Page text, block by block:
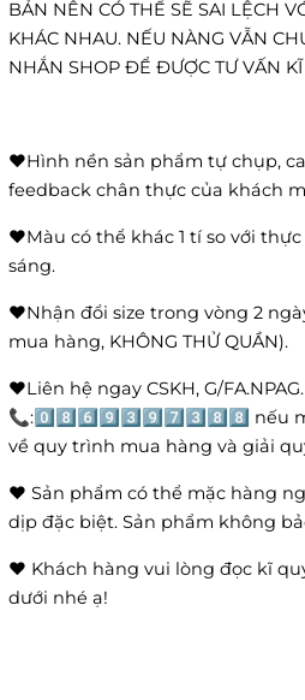
BẢN NÊN CÓ THỂ SẼ SAI LỆCH
KHÁC NHAU. NẾU NÀNG VẪN
NHẮN SHOP ĐỂ ĐƯỢC TƯ VẤN
❤️Hình nền sản phẩm tự chụp,
feedback chân thực của khách
❤️Màu có thể khác 1 tí so với
sáng.
❤️Nhận đổi size trong vòng 2
mua hàng, KHÔNG THỬ QUẦN).
❤️Liên hệ ngay CSKH, G/
📞:0️⃣8️⃣6️⃣9️⃣3️⃣9️⃣7️⃣3️⃣8️⃣8️⃣ nếu
về quy trình mua hàng và giải
❤️ Sản phẩm có thể mặc hàng
dịp đặc biệt. Sản phẩm không
❤️ Khách hàng vui lòng đọc kĩ
dưới nhé ạ!